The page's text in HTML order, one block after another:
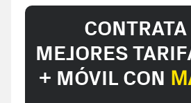
MEJORES
+ MÓVIL CON